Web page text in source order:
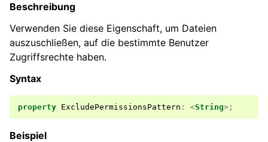
Beschreibung
Verwenden Sie diese Eigenschaft, um Dateien
auszuschließen, auf die bestimmte Benutzer
Zugriffsrechte haben.
Syntax
property ExcludePermissionsPattern : <String>;
Beispiel